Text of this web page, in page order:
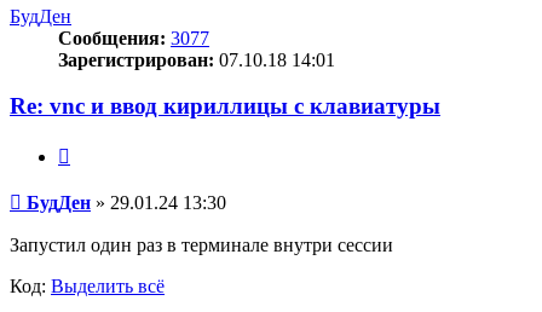
БудДен
Сообщения: 3077
Зарегистрирован: 07.10.18 14:01
Re: vnc и ввод кириллицы с клавиатуры
Сообщение
БудДен » 29.01.24 13:30
Запустил один раз в терминале внутри сессии
Код: Выделить всё